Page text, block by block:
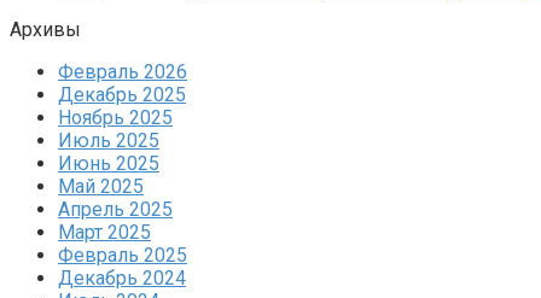
Архивы
Февраль 2026
Декабрь 2025
Ноябрь 2025
Июль 2025
Июнь 2025
Май 2025
Апрель 2025
Март 2025
Февраль 2025
Декабрь 2024